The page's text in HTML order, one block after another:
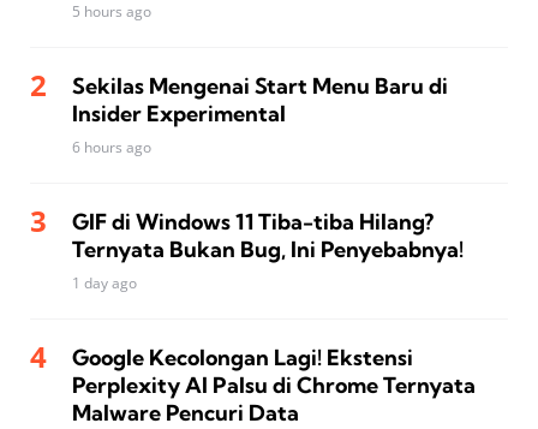
5 hours ago
Sekilas Mengenai Start Menu Baru di
Insider Experimental
6 hours ago
GIF di Windows 11 Tiba-tiba Hilang?
Ternyata Bukan Bug, Ini Penyebabnya!
1 day ago
Google Kecolongan Lagi! Ekstensi
Perplexity AI Palsu di Chrome Ternyata
Malware Pencuri Data